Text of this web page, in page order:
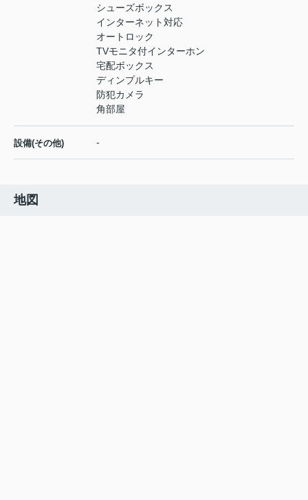
シューズボックス
インターネット対応
オートロック
TVモニタ付インターホン
宅配ボックス
ディンプルキー
防犯カメラ
角部屋
設備(その他) -
地図